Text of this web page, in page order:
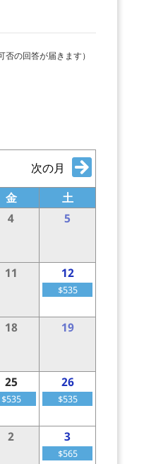
の回答が届きます）
次の月
金
土
4 5
11 12
$535
18 19
25
$535
26
$535
2 3
$565